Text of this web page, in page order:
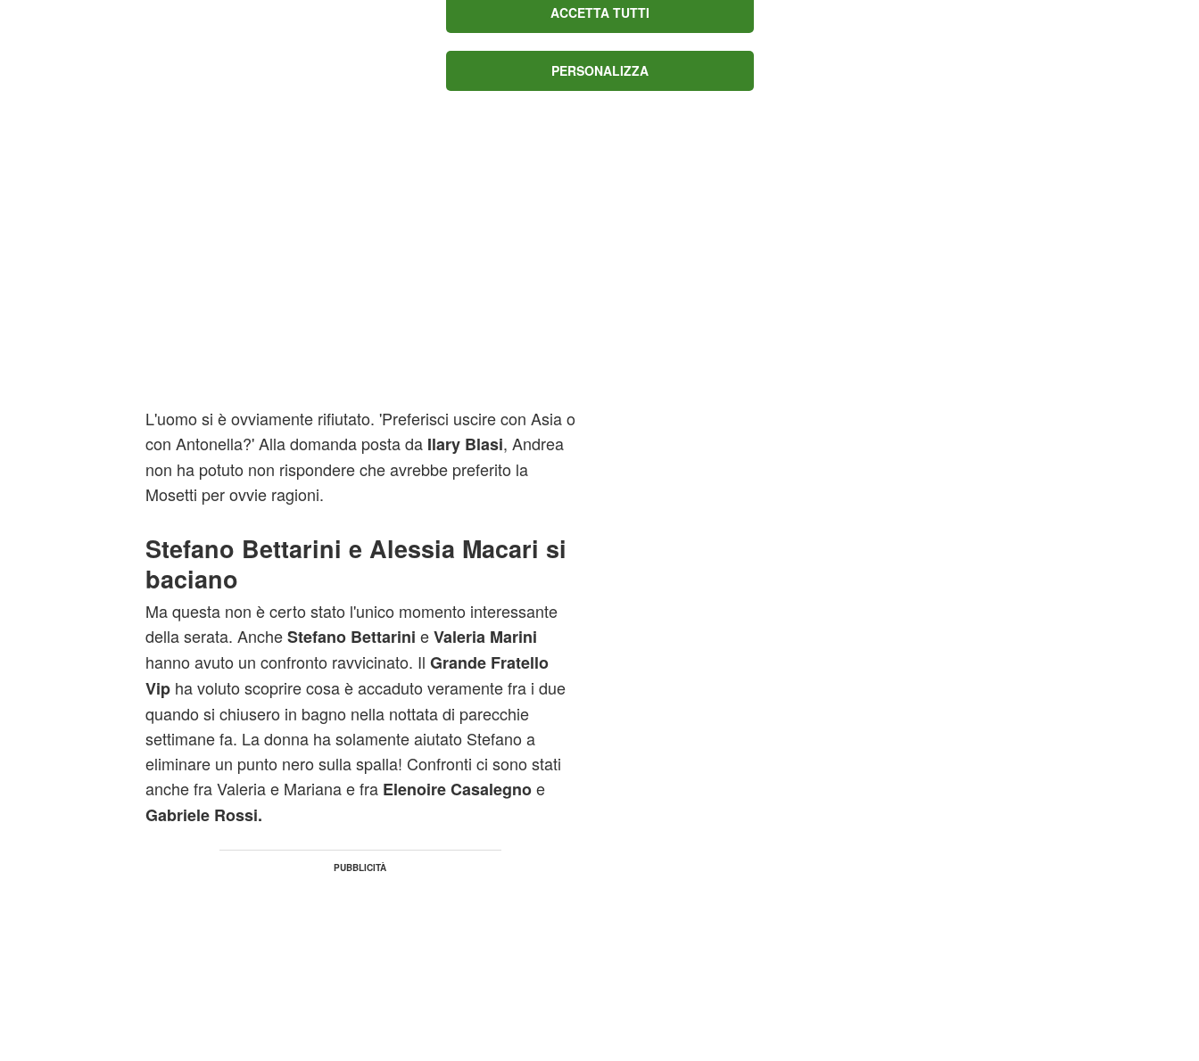
rincarato la dose chiedendo ad Andrea di avvicinarsi alla
L'uomo si è ovviamente rifiutato. 'Preferisci uscire con Asia o
con Antonella?' Alla domanda posta da Ilary Blasi, Andrea
non ha potuto non rispondere che avrebbe preferito la
Mosetti per ovvie ragioni.
Stefano Bettarini e Alessia Macari si
baciano
Ma questa non è certo stato l'unico momento interessante
della serata. AncheStefano Bettarini eValeria Marini
hanno avuto un confronto ravvicinato. Il Grande Fratello
Vipha voluto scoprire cosa è accaduto veramente fra i due
quando si chiusero in bagno nella nottata di parecchie
settimane fa. La donna ha solamente aiutato Stefano a
eliminare un punto nero sulla spalla! Confronti ci sono stati
anche fra Valeria e Mariana e fra Elenoire Casalegnoe
Gabriele Rossi.
ACCETTA TUTTI
PERSONALIZZA